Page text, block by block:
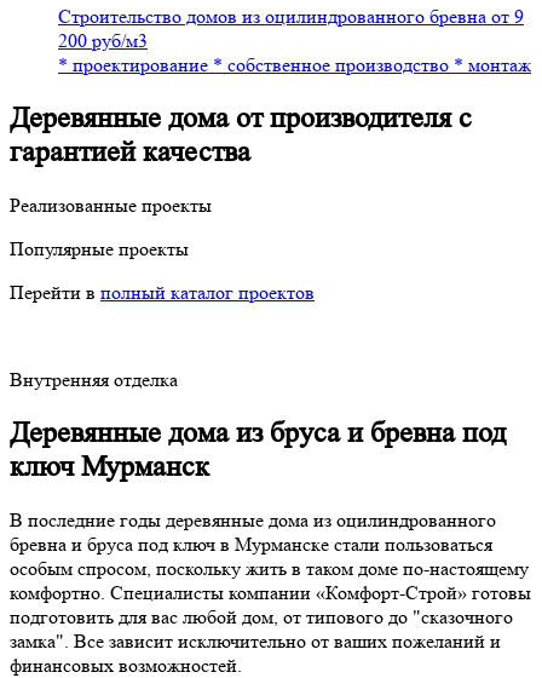
Строительство домов из оцилиндрованного бревна от 9
200 руб/м3
* проектирование * собственное производство * монтаж
Деревянные дома от производителя с
гарантией качества
Реализованные проекты
Популярные проекты
Перейти в полный каталог проектов
Внутренняя отделка
Деревянные дома из бруса и бревна под
ключ Мурманск
В последние годы деревянные дома из оцилиндрованного
бревна и бруса под ключ в Мурманске стали пользоваться
особым спросом, поскольку жить в таком доме по-настоящему
комфортно. Специалисты компании «Комфорт-Строй» готовы
подготовить для вас любой дом, от типового до "сказочного
замка". Все зависит исключительно от ваших пожеланий и
финансовых возможностей.